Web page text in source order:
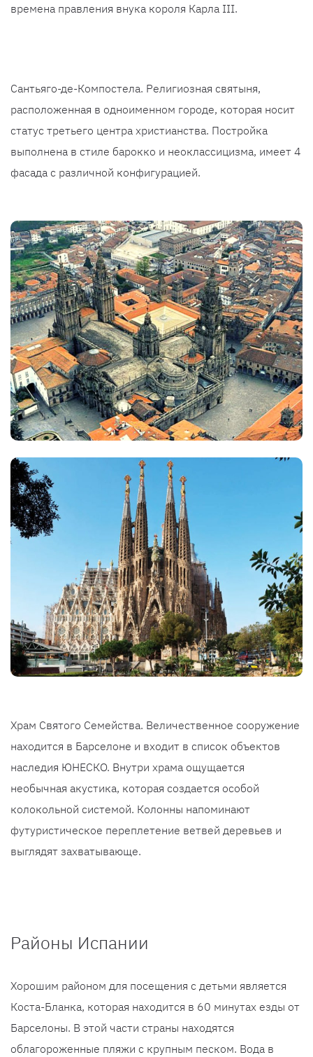
времена правления внука короля Карла III.
Сантьяго-де-Компостела. Религиозная святыня,
расположенная в одноименном городе, которая носит
статус третьего центра христианства. Постройка
выполнена в стиле барокко и неоклассицизма, имеет 4
фасада с различной конфигурацией.
Храм Святого Семейства. Величественное сооружение
находится в Барселоне и входит в список объектов
наследия ЮНЕСКО. Внутри храма ощущается
необычная акустика, которая создается особой
колокольной системой. Колонны напоминают
футуристическое переплетение ветвей деревьев и
выглядят захватывающе.
Районы Испании
Хорошим районом для посещения с детьми является
Коста-Бланка, которая находится в 60 минутах езды от
Барселоны. В этой части страны находятся
облагороженные пляжи с крупным песком. Вода в